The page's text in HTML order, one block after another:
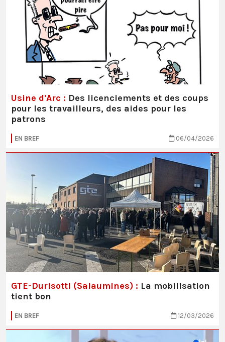
Usine d'Arc : Des licenciements et des coups
pour les travailleurs, des aides pour les
patrons
EN BREF 06/04/2026
GTE-Durisotti (Salaumines) : La mobilisation
tient bon
EN BREF 12/03/2026